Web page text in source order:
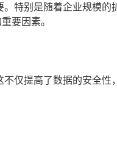
特别是随着企业规模的
要因素。
仅提高了数据的安全性